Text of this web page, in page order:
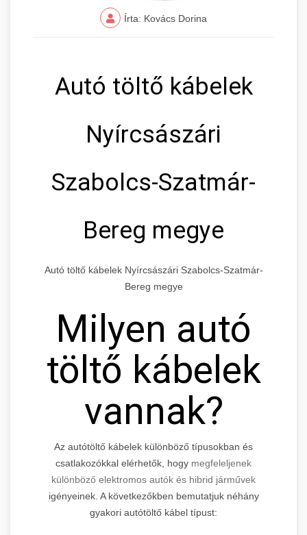
Írta: Kovács Dorina
Autó töltő kábelek
Nyírcsászári
Szabolcs-Szatmár-
Bereg megye
Autó töltő kábelek Nyírcsászári Szabolcs-Szatmár-
Bereg megye
Milyen autó
töltő kábelek
vannak?
Az autótöltő kábelek különböző típusokban és
csatlakozókkal elérhetők, hogy megfeleljenek
különböző elektromos autók és hibrid járművek
igényeinek. A következőkben bemutatjuk néhány
gyakori autótöltő kábel típust: